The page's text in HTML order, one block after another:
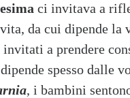
ci invitava a
da cui dipende la
a prendere
spesso dalle
, i bambini